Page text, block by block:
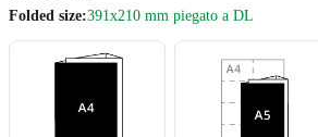
Folded size:391x210 mm piegato a DL